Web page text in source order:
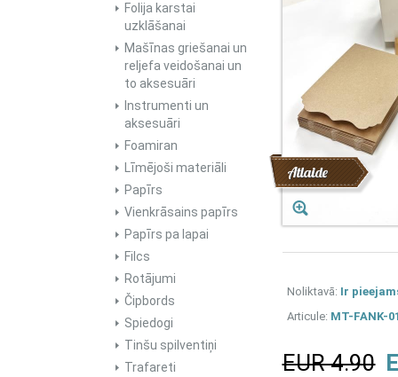
Folija karstai
uzklāšanai
Mašīnas griešanai un
reljefa veidošanai un
to aksesuāri
Instrumenti un
aksesuāri
Foamiran
Līmējoši materiāli
Papīrs
Vienkrāsains papīrs
Papīrs pa lapai
Filcs
Rotājumi
Čipbords
Spiedogi
Tinšu spilventiņi
Trafareti
Atlaide
Noliktavā: Ir
Articule: MT-FANK-
EUR 4.90